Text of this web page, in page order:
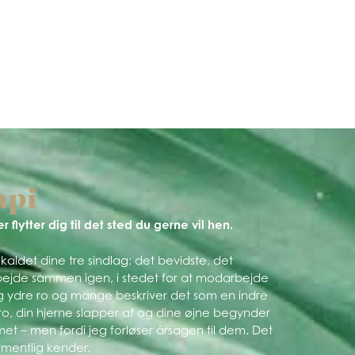
flytter dig til det sted du gerne vil hen.
dine tre sindlag: det bevidste, det
sammen igen, i stedet for at modarbejde
ydre ro og mange beskriver det som en indre
din hjerne slapper af og dine øjne begynder
– men fordi jeg forløser årsagen til dem. Det
kender.